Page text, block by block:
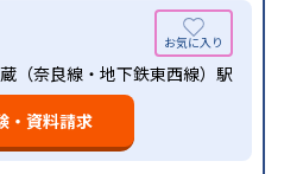
（奈良線・地下鉄東西線）駅
・資料請求